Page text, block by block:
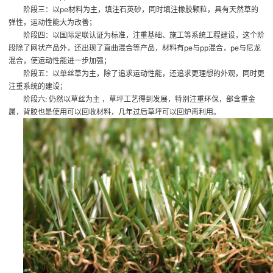
阶段三：以pe材料为主，填注石英砂，同时填注橡胶颗粒，具有天然草的
弹性，运动性能大为改善；
阶段四：以国际足联认证为标准，注重基础、施工等系统工程建设，这个阶
段除了网状产品外，还出现了直曲混合等产品，材料有pe与pp混合，pe与尼龙
混合，使运动性能进一步加强；
阶段五：以单丝草为主，除了追求运动性能，还追求更理想的外观，同时更
注重系统的建设；
阶段六: 仍然以草丝为主 ，草坪工艺得到发展，特别注重环保，部含重金
属，背胶也是使用可以回收材料，几年过后草坪可以回炉再利用。